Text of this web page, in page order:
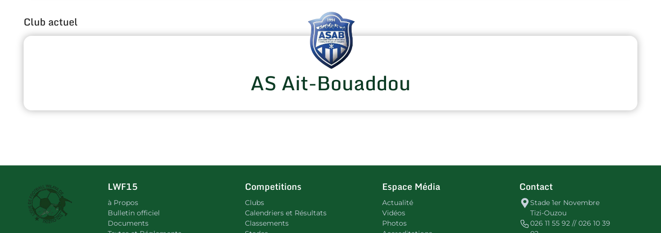
Club actuel
AS Ait-Bouaddou
LWF15
à Propos
Bulletin officiel
Documents
Competitions
Clubs
Calendriers et Résultats
Classements
Espace Média
Actualité
Vidéos
Photos
Contact
Stade 1er Novembre
Tizi-Ouzou
026 11 55 92 // 026 10 39